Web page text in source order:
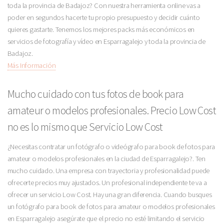
toda la provincia de Badajoz? Con nuestra herramienta online vas a
poder en segundos hacerte tu propio presupuesto y decidir cuánto
quieres gastarte. Tenemos los mejores packs más económicos en
servicios de fotografía y vídeo en Esparragalejo y toda la provincia de
Badajoz.
Más Información
Mucho cuidado con tus fotos de book para
amateur o modelos profesionales. Precio Low Cost
no es lo mismo que Servicio Low Cost
¿Necesitas contratar un fotógrafo o videógrafo para book de fotos para
amateur o modelos profesionales en la ciudad de Esparragalejo?. Ten
mucho cuidado. Una empresa con trayectoria y profesionalidad puede
ofrecerte precios muy ajustados. Un profesional independiente te va a
ofrecer un servicio Low Cost. Hay una gran diferencia. Cuando busques
un fotógrafo para book de fotos para amateur o modelos profesionales
en Esparragalejo asegúrate que el precio no esté limitando el servicio